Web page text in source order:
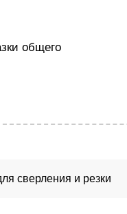
общего
сверления и резки